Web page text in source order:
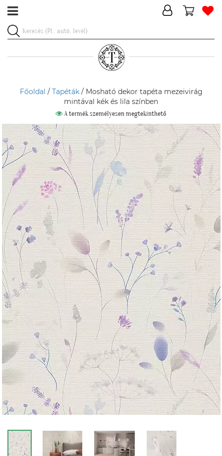
Főoldal / Tapéták/ Mosható dekor tapéta mezeivirág
mintával kék és lila színben
A termék személyesen megtekinthető